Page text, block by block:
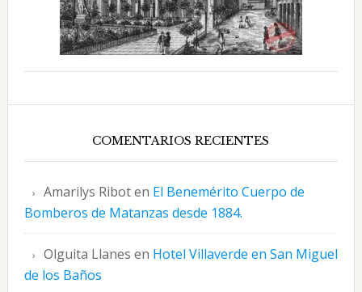
COMENTARIOS RECIENTES
Amarilys Riboten El Benemérito Cuerpo de
Bomberos de Matanzas desde 1884.
Olguita Llanes en Hotel Villaverde en San Miguel
de los Baños